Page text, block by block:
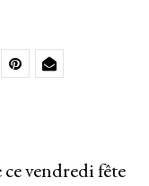
vendredi fête